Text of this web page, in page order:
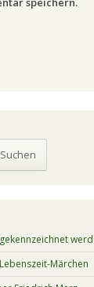
Suchen
Märchen